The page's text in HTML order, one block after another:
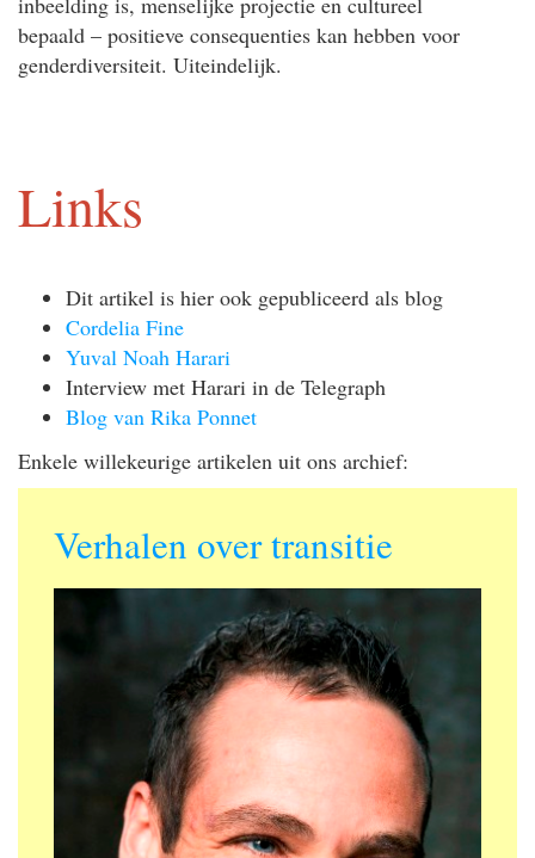
bepaald – positieve consequenties kan hebben voor
genderdiversiteit. Uiteindelijk.
Links
Dit artikel is hier ook gepubliceerd als blog
Cordelia Fine
Yuval Noah Harari
Interview met Harari in de Telegraph
Blog van Rika Ponnet
Enkele willekeurige artikelen uit ons archief:
Verhalen over transitie